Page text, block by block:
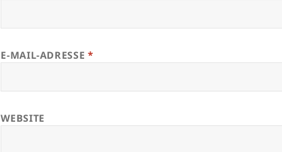
E-MAIL-ADRESSE *
WEBSITE